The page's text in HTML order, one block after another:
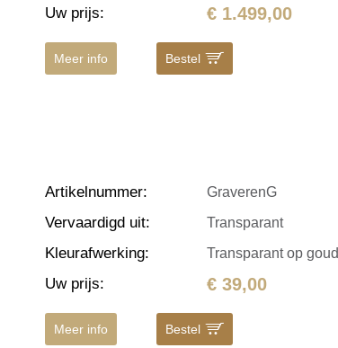
Uw prijs: € 1.499,00
Meer info Bestel
Artikelnummer: GraverenG
Vervaardigd uit: Transparant
Kleurafwerking: Transparant op goud
Uw prijs: € 39,00
Meer info Bestel